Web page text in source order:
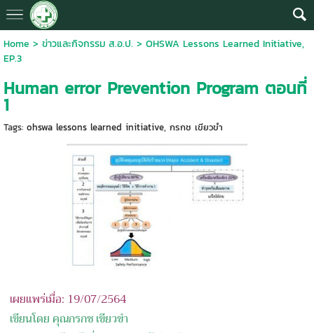
Home > ข่าวและกิจกรรม ส.อ.ป. > OHSWA Lessons Learned Initiative,
EP.3
Human error Prevention Program ตอนที่
1
Tags: ohswa lessons learned initiative, กรกช เขียวขำ
เผยแพร่เมื่อ: 19/07/2564
เขียนโดย คุณกรกช เขียวขำ